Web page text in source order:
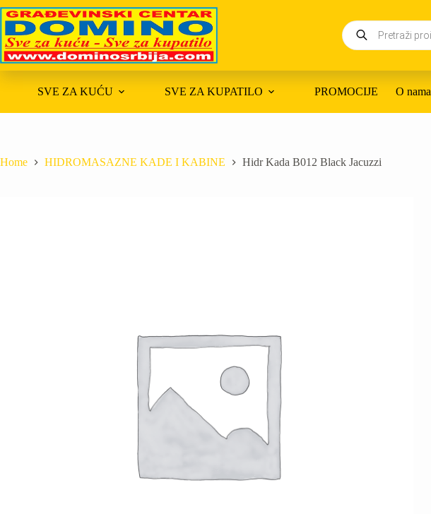
Skip
to
content
Products
search
SVE ZA KUĆU SVE ZA KUPATILO PROMOCIJE O nama
Home HIDROMASAZNE KADE I KABINE Hidr Kada B012 Black Jacuzzi